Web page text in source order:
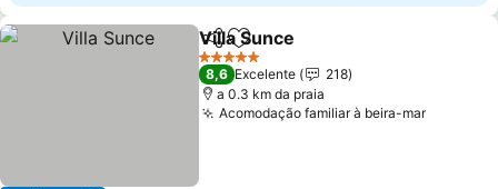
PartilharAdicionar aos favoritos
Villa Sunce
5 Estrelas
8,6 Excelente
218
a 0.3 km da praia
Acomodação familiar à beira-marVer